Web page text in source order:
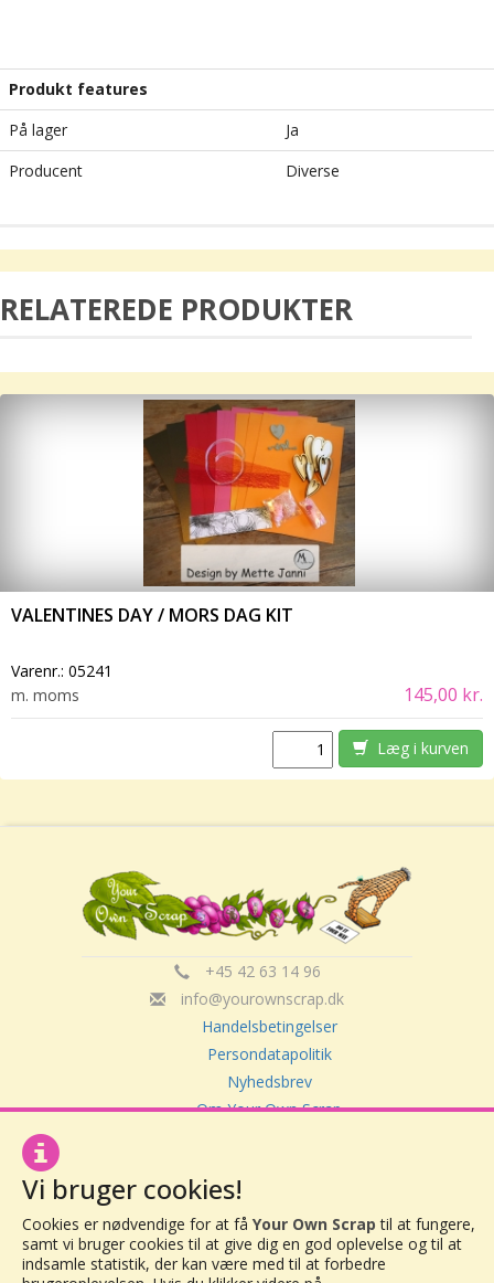
Produkt features
På lager
Ja
Producent
Diverse
RELATEREDE PRODUKTER
VALENTINES DAY / MORS DAG KIT
Varenr.: 05241
m. moms
145,00 kr.
Læg i kurven
+45 42 63 14 96
info@yourownscrap.dk
Handelsbetingelser
Persondatapolitik
Nyhedsbrev
Om Your Own Scrap
Your Own Scrap
CVR: 30416082
Vor Frue Hovedgade 20
4000 Roskilde
Vi bruger cookies!
Cookies er nødvendige for at få Your Own Scrap til at fungere,
samt vi bruger cookies til at give dig en god oplevelse og til at
indsamle statistik, der kan være med til at forbedre